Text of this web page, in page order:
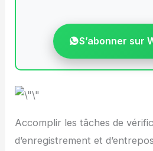
S’abonner sur
Accomplir les tâches de
d’enregistrement et